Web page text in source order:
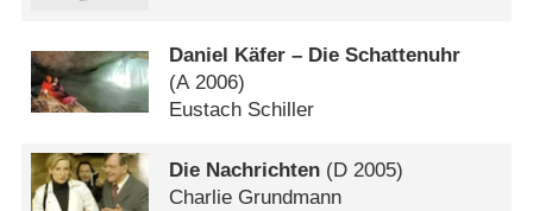
Daniel Käfer – Die Schattenuhr
(A 2006)
Eustach Schiller
Die Nachrichten (D 2005)
Charlie Grundmann